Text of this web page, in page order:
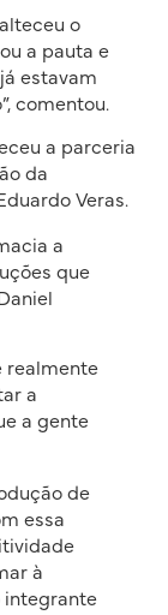
o
a pauta e
estavam
comentou.
a parceria
da
Veras.
a
que
realmente
a
a gente
de
essa
à
integrante